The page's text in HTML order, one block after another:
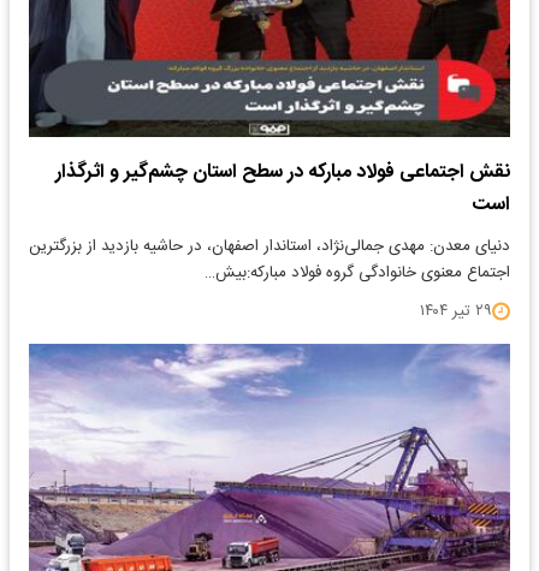
نقش اجتماعی فولاد مبارکه در سطح استان چشم‌گیر و اثرگذار
است
دنیای معدن: مهدی جمالی‌نژاد، استاندار اصفهان، در حاشیه بازدید از بزرگترین
اجتماع معنوی خانوادگی گروه فولاد مبارکه:بیش…
۲۹ تیر ۱۴۰۴